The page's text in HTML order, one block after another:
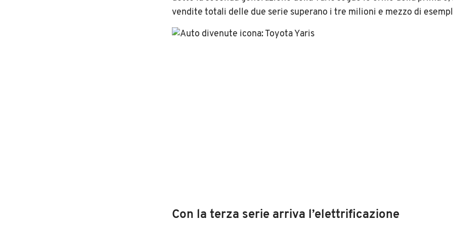
vendite totali delle due serie superano i tre milioni e mezzo di
Con la terza serie arriva l’elettrificazione